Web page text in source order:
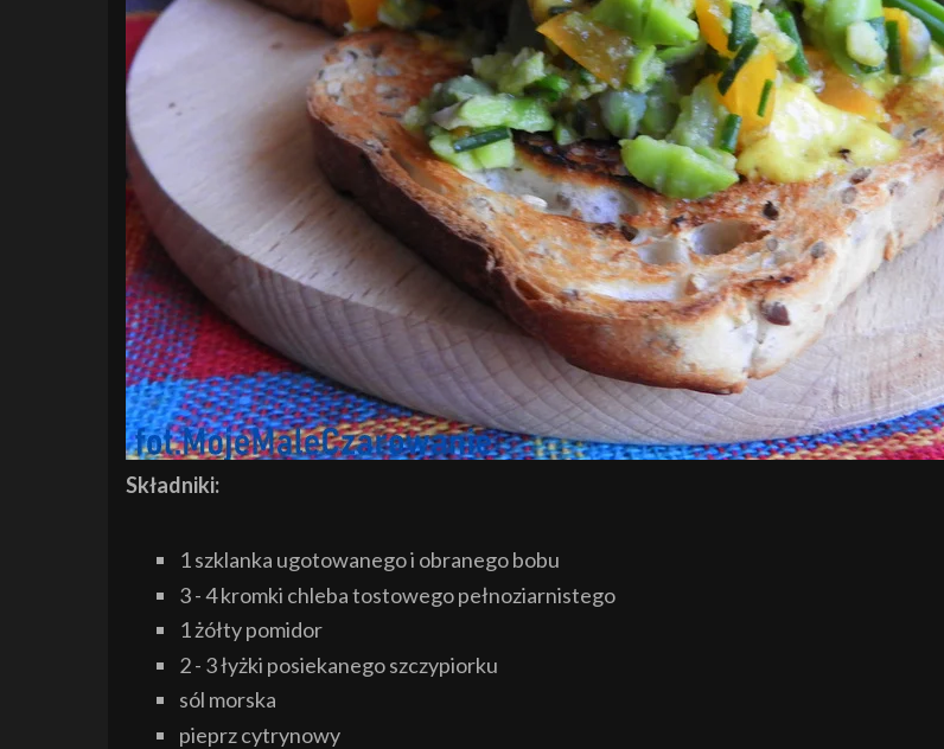
Składniki:
1 szklanka ugotowanego i obranego bobu
3 - 4 kromki chleba tostowego pełnoziarnistego
1 żółty pomidor
2 - 3 łyżki posiekanego szczypiorku
sól morska
pieprz cytrynowy